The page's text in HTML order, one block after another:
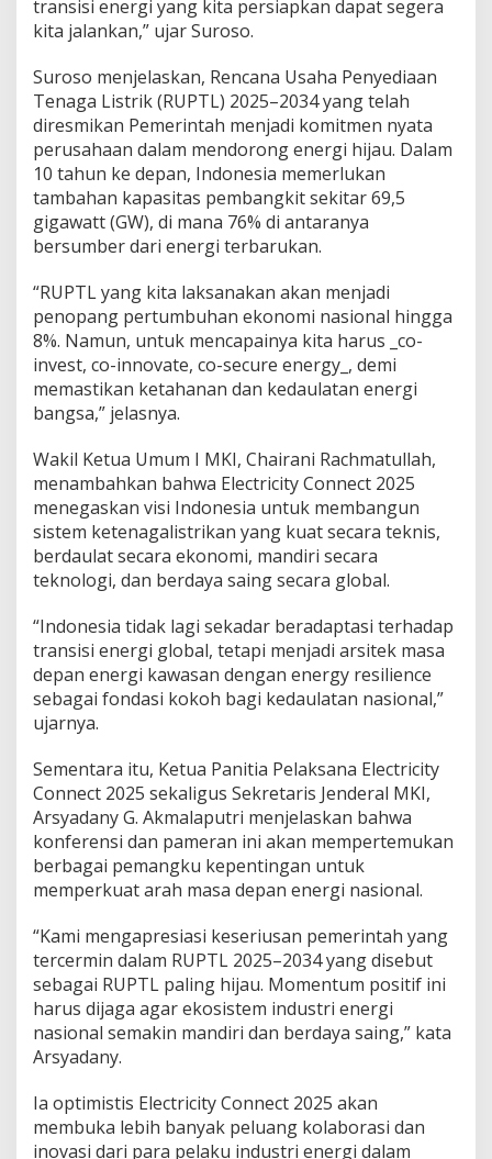
transisi energi yang kita persiapkan dapat segera
kita jalankan,” ujar Suroso.
Suroso menjelaskan, Rencana Usaha Penyediaan
Tenaga Listrik (RUPTL) 2025–2034 yang telah
diresmikan Pemerintah menjadi komitmen nyata
perusahaan dalam mendorong energi hijau. Dalam
10 tahun ke depan, Indonesia memerlukan
tambahan kapasitas pembangkit sekitar 69,5
gigawatt (GW), di mana 76% di antaranya
bersumber dari energi terbarukan.
“RUPTL yang kita laksanakan akan menjadi
penopang pertumbuhan ekonomi nasional hingga
8%. Namun, untuk mencapainya kita harus _co-
invest, co-innovate, co-secure energy_, demi
memastikan ketahanan dan kedaulatan energi
bangsa,” jelasnya.
Wakil Ketua Umum I MKI, Chairani Rachmatullah,
menambahkan bahwa Electricity Connect 2025
menegaskan visi Indonesia untuk membangun
sistem ketenagalistrikan yang kuat secara teknis,
berdaulat secara ekonomi, mandiri secara
teknologi, dan berdaya saing secara global.
“Indonesia tidak lagi sekadar beradaptasi terhadap
transisi energi global, tetapi menjadi arsitek masa
depan energi kawasan dengan energy resilience
sebagai fondasi kokoh bagi kedaulatan nasional,”
ujarnya.
Sementara itu, Ketua Panitia Pelaksana Electricity
Connect 2025 sekaligus Sekretaris Jenderal MKI,
Arsyadany G. Akmalaputri menjelaskan bahwa
konferensi dan pameran ini akan mempertemukan
berbagai pemangku kepentingan untuk
memperkuat arah masa depan energi nasional.
“Kami mengapresiasi keseriusan pemerintah yang
tercermin dalam RUPTL 2025–2034 yang disebut
sebagai RUPTL paling hijau. Momentum positif ini
harus dijaga agar ekosistem industri energi
nasional semakin mandiri dan berdaya saing,” kata
Arsyadany.
Ia optimistis Electricity Connect 2025 akan
membuka lebih banyak peluang kolaborasi dan
inovasi dari para pelaku industri energi dalam